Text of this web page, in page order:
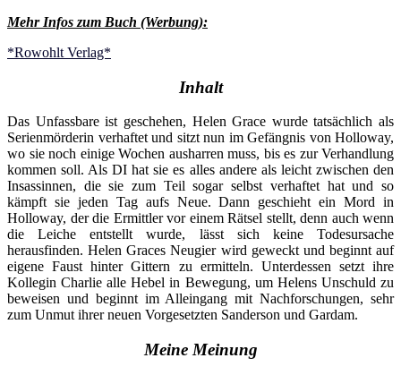
Mehr Infos zum Buch (Werbung):
*Rowohlt Verlag*
Inhalt
Das Unfassbare ist geschehen, Helen Grace wurde tatsächlich als
Serienmörderin verhaftet und sitzt nun im Gefängnis von Holloway,
wo sie noch einige Wochen ausharren muss, bis es zur Verhandlung
kommen soll. Als DI hat sie es alles andere als leicht zwischen den
Insassinnen, die sie zum Teil sogar selbst verhaftet hat und so
kämpft sie jeden Tag aufs Neue. Dann geschieht ein Mord in
Holloway, der die Ermittler vor einem Rätsel stellt, denn auch wenn
die Leiche entstellt wurde, lässt sich keine Todesursache
herausfinden. Helen Graces Neugier wird geweckt und beginnt auf
eigene Faust hinter Gittern zu ermitteln. Unterdessen setzt ihre
Kollegin Charlie alle Hebel in Bewegung, um Helens Unschuld zu
beweisen und beginnt im Alleingang mit Nachforschungen, sehr
zum Unmut ihrer neuen Vorgesetzten Sanderson und Gardam.
Meine Meinung